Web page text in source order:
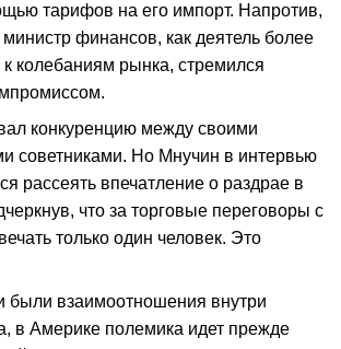
тарифов на его импорт. Напротив,
финансов, как деятель более
к колебаниям рынка, стремился
конкуренцию между своими
советниками. Но Мнучин в интервью
рассеять впечатление о раздрае в
что за торговые переговоры с
только один человек. Это
были взаимоотношения внутри
в Америке полемика идет прежде